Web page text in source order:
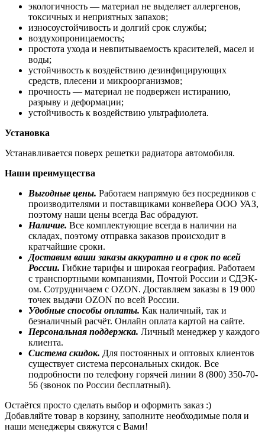
экологичность — материал не выделяет аллергенов,
токсичных и неприятных запахов;
износоустойчивость и долгий срок службы;
воздухопроницаемость;
простота ухода и невпитываемость красителей, масел и
воды;
устойчивость к воздействию дезинфицирующих
средств, плесени и микроорганизмов;
прочность — материал не подвержен истиранию,
разрыву и деформации;
устойчивость к воздействию ультрафиолета.
Установка
Устанавливается поверх решетки радиатора автомобиля.
Наши преимущества
Выгодные цены. Работаем напрямую без посредников с
производителями и поставщиками конвейера ООО УАЗ,
поэтому наши цены всегда Вас обрадуют.
Наличие. Все комплектующие всегда в наличии на
складах, поэтому отправка заказов происходит в
кратчайшие сроки.
Доставим ваши заказы аккуратно и в срок по всей
России. Гибкие тарифы и широкая география. Работаем
с транспортными компаниями, Почтой России и СДЭК-
ом. Сотрудничаем с OZON. Доставляем заказы в 19 000
точек выдачи OZON по всей России.
Удобные способы оплаты. Как наличный, так и
безналичный расчёт. Онлайн оплата картой на сайте.
Персональная поддержка. Личный менеджер у каждого
клиента.
Система скидок. Для постоянных и оптовых клиентов
существует система персональных скидок. Все
подробности по телефону горячей линии 8 (800) 350-70-
56 (звонок по России бесплатный).
Остаётся просто сделать выбор и оформить заказ :)
Добавляйте товар в корзину, заполните необходимые поля и
наши менеджеры свяжутся с Вами!